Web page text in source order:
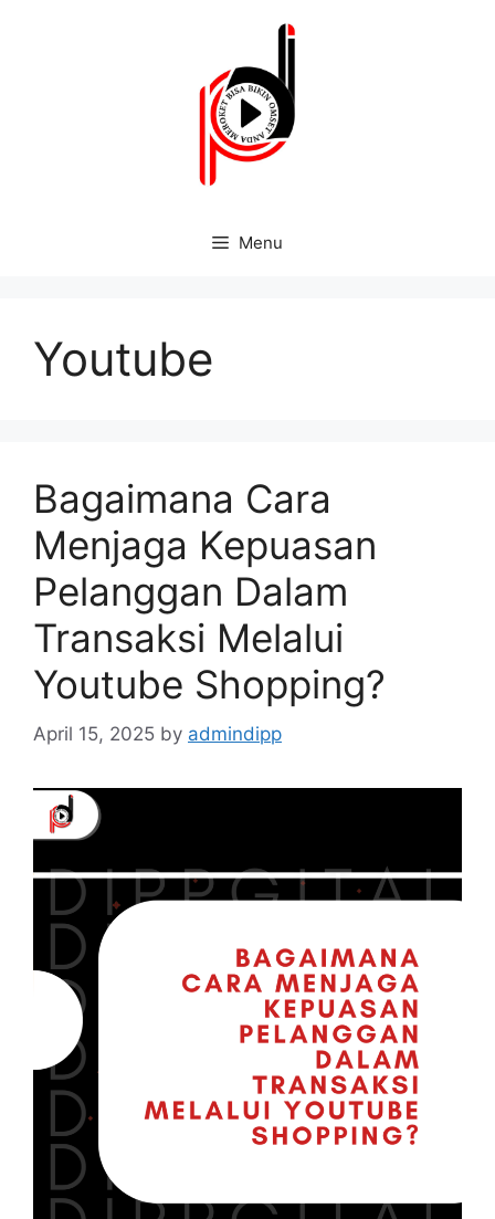
Menu
Youtube
Bagaimana Cara
Menjaga Kepuasan
Pelanggan Dalam
Transaksi Melalui
Youtube Shopping?
April 15, 2025 by admindipp